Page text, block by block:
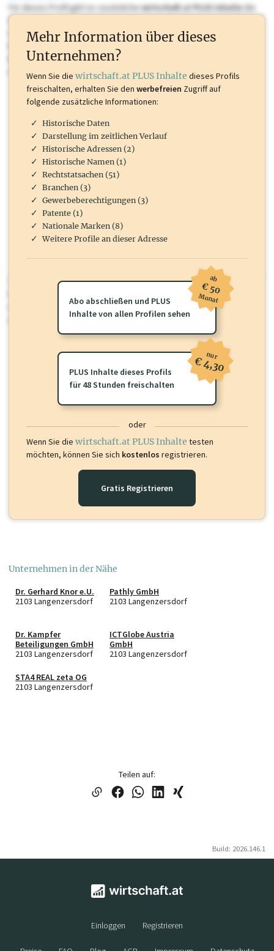
Für dieses Profil gibt es zusätzlichewirtschaft.at PLUS Inhaltedie
Sie momentan nicht einsehen können. Schalten Sie dieses Profil frei
oder loggen Sie sich ein um diese Inhalte zu sehen. wirtschaft.at PLUS
Marken, Patente, Rechtstatsachen, OTS-Aussendungen, und viele
mehr.
wirtschaft.at PLUS
wirtschaft.at PLUS Inhalte
Sie momentan nicht einsehen können. Schalten Sie dieses Profil frei
oder loggen Sie sich ein um diese Inhalte zu sehen.
Mehr Information über dieses
Unternehmen?
Wenn Sie die wirtschaft.at PLUS Inhalte dieses Profils
freischalten, erhalten Sie den werbefreien Zugriff auf
folgende zusätzliche Informationen:
Historische Daten
Darstellung im zeitlichen Verlauf
Historische Adressen (2)
Historische Namen (1)
Rechtstatsachen (51)
Branchen (3)
Gewerbeberechtigungen (3)
Patente (1)
Nationale Marken (8)
Weitere Profile an dieser Adresse
Abo abschließen und PLUS
Inhalte von allen Profilen sehen
ab
€ 50
Monat
PLUS Inhalte dieses Profils
für 48 Stunden freischalten
nur
€ 4,30
oder
Wenn Sie die wirtschaft.at PLUS Inhalte testen
möchten, können Sie sich kostenlos registrieren.
Gratis Registrieren
Unternehmen in der Nähe
Dr. Gerhard Knor e.U.
2103 Langenzersdorf
Pathly GmbH
2103 Langenzersdorf
Dr. Kampfer
Beteiligungen GmbH
2103 Langenzersdorf
ICTGlobe Austria
GmbH
2103 Langenzersdorf
STA4 REAL zeta OG
2103 Langenzersdorf
Teilen auf:
Build: 2026.146.1
Einloggen Registrieren